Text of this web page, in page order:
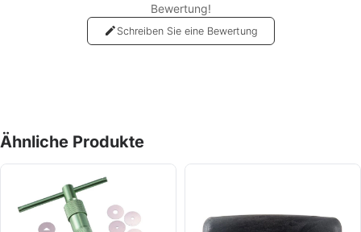
Bewertung!
Schreiben Sie eine Bewertung
Ähnliche Produkte